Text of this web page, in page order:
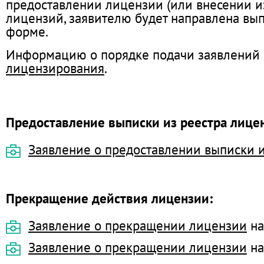
предоставлении лицензии (или внесении
лицензий, заявителю будет направлена
форме.
Информацию о порядке подачи
лицензирования.
Предоставление выписки из реестра
Заявление о предоставлении выписки
Прекращение действия лицензии:
Заявление о прекращении лицензии
Заявление о прекращении лицензии